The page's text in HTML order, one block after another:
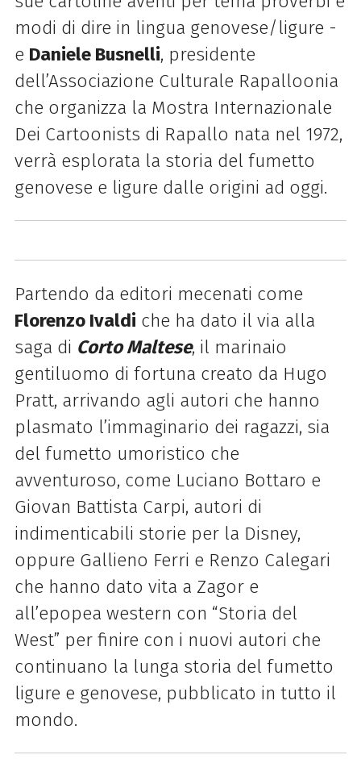
modi di dire in lingua genovese/ligure -
e Daniele Busnelli, presidente
dell’Associazione Culturale Rapalloonia
che organizza la Mostra Internazionale
Dei Cartoonists di Rapallo nata nel 1972,
verrà esplorata la storia del fumetto
genovese e ligure dalle origini ad oggi.
Partendo da editori mecenati come
Florenzo Ivaldi che ha dato il via alla
saga di Corto Maltese, il marinaio
gentiluomo di fortuna creato da Hugo
Pratt, arrivando agli autori che hanno
plasmato l’immaginario dei ragazzi, sia
del fumetto umoristico che
avventuroso, come Luciano Bottaro e
Giovan Battista Carpi, autori di
indimenticabili storie per la Disney,
oppure Gallieno Ferri e Renzo Calegari
che hanno dato vita a Zagor e
all’epopea western con “Storia del
West” per finire con i nuovi autori che
continuano la lunga storia del fumetto
ligure e genovese, pubblicato in tutto il
mondo.